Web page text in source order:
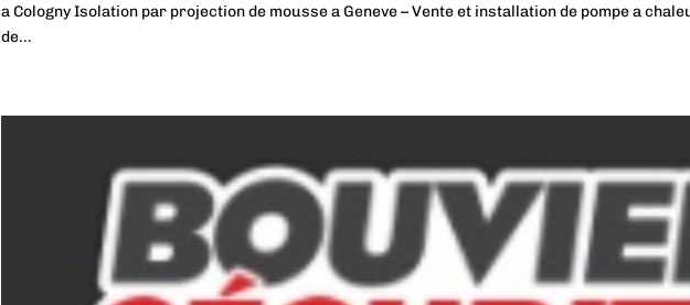
a Cologny Isolation par projection de mousse a Geneve – Vente et installation de pompe a
de...